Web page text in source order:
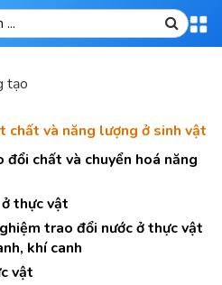
tạo
chất và năng lượng ở sinh vật
đổi chất và chuyển hoá năng
thực vật
trao đổi nước ở thực vật
khí canh
vật